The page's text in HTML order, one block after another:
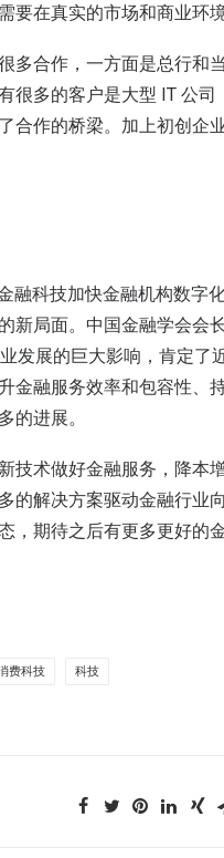
要在真实的市场和商业环
多合作，一方面是总行和
很多的客户是大型 IT 公
合作的桥梁。加上初创企
融科技加快金融机构数字
新局面。中国金融学会会
发展的巨大影响，肯定了
金融服务效率和包容性、
的进展。
技术做好金融服务，降本
的解决方案驱动金融行业
，期待之后有更多更好的
费科技 科技